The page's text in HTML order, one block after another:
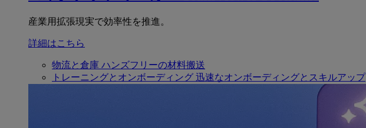
産業用拡張現実で効率性を推進。
詳細はこちら
物流と倉庫 ハンズフリーの材料搬送
トレーニングとオンボーディング 迅速なオンボーディングとスキルアップ